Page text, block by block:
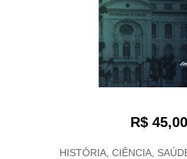
R$ 45,00
HISTÓRIA, CIÊNCIA,